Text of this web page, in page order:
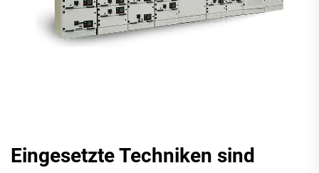
Eingesetzte Techniken sind